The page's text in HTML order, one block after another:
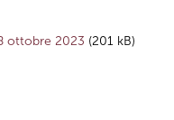
ottobre 2023 (201 kB)